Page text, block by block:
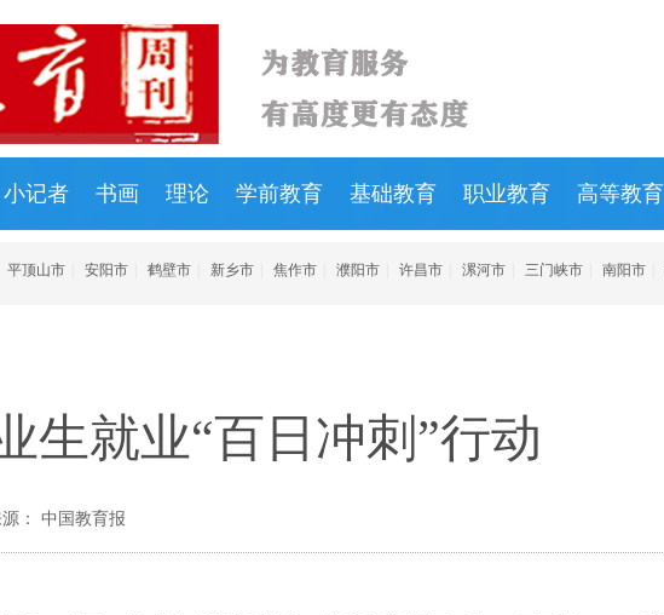
小记者 书画 理论 学前教育 基础教育 职业教育 高等教育
平顶山市 安阳市 鹤壁市 新乡市 焦作市 濮阳市 许昌市 漯河市 三门峡市 南阳市
生就业“百日冲刺”行动
： 中国教育报